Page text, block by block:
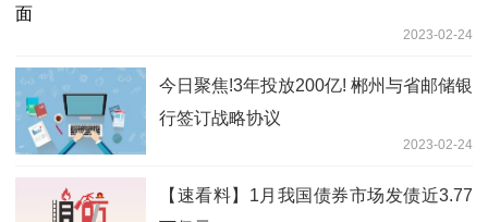
2023-02-24
今日聚焦!3年投放200亿! 郴州与省邮储银
行签订战略协议
2023-02-24
【速看料】1月我国债券市场发债近3.77